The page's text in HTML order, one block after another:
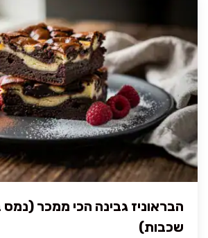
שכבות)